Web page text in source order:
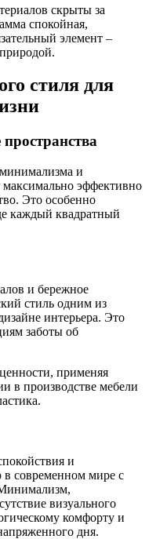
скрыты за
спокойная,
элемент –
стиля для
и
эффективно
Это особенно
каждый квадратный
и бережное
стиль одним из
интерьера. Это
заботы об
применяя
в производстве мебели
и
в современном мире с
визуального
комфорту и
дня.